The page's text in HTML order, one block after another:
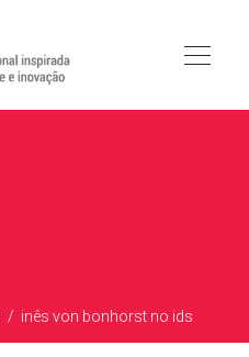
inês von bonhorst no ids